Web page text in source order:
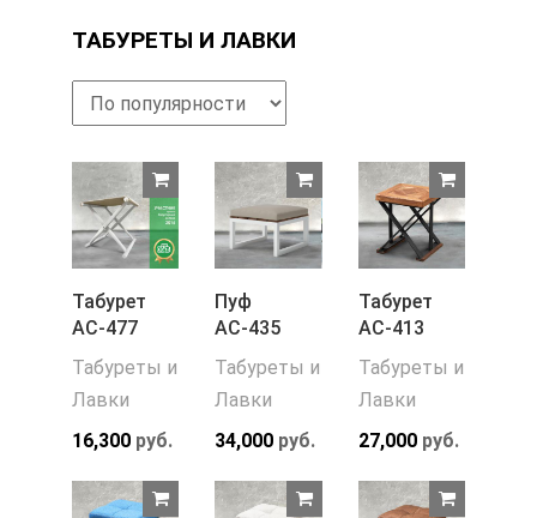
ТАБУРЕТЫ И ЛАВКИ
Табурет
АС-477
Табуреты и
Лавки
16,300 руб.
Пуф
АС-435
Табуреты и
Лавки
34,000 руб.
Табурет
АС-413
Табуреты и
Лавки
27,000руб.